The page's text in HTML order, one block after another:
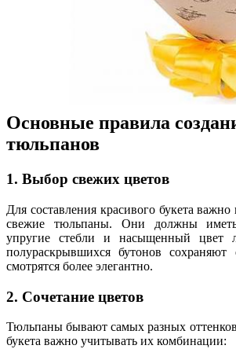
Основные правила
тюльпанов
1. Выбор свежих цветов
Для составления красивого букета важно
свежие тюльпаны. Они должны
упругие стебли и насыщенный цвет
полураскрывшихся бутонов
смотрятся более элегантно.
2. Сочетание цветов
Тюльпаны бывают самых разных
букета важно учитывать их комбинации: